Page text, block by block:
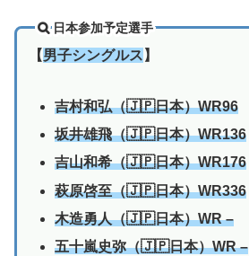
日本参加予定選手
【男子シングルス 】
吉村和弘（🇯🇵日本）WR96
坂井雄飛（🇯🇵日本）WR136
吉山和希（🇯🇵日本）WR176
萩原啓至（🇯🇵日本）WR336
木造勇人（🇯🇵日本）WR–
五十嵐史弥（🇯🇵日本）WR–